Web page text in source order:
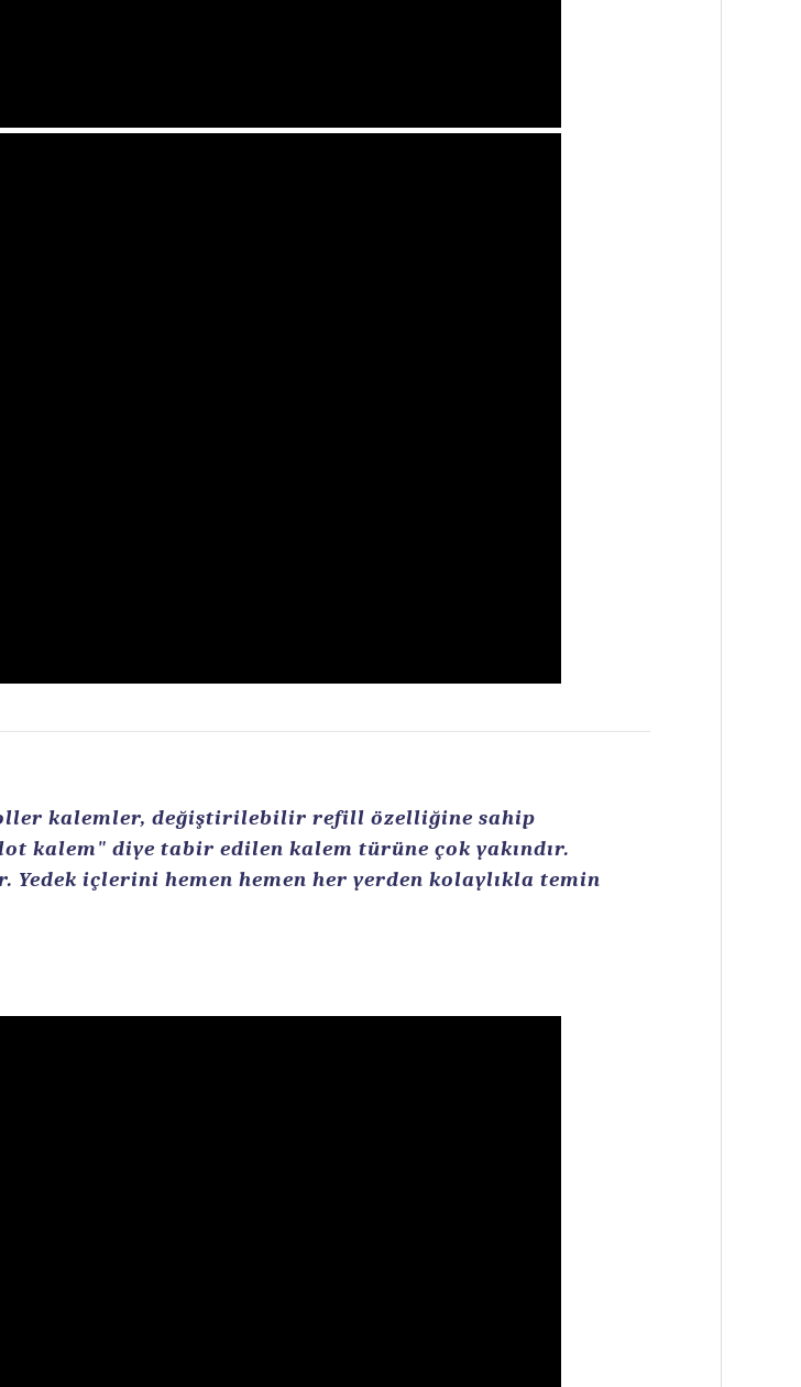
kalemler, değiştirilebilir refill özelliğine sahip
kalem" diye tabir edilen kalem türüne çok yakındır.
içlerini hemen hemen her yerden kolaylıkla temin